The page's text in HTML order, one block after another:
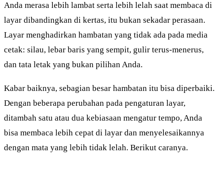
Anda merasa lebih lambat serta lebih lelah saat membaca di
layar dibandingkan di kertas, itu bukan sekadar perasaan.
Layar menghadirkan hambatan yang tidak ada pada media
cetak: silau, lebar baris yang sempit, gulir terus-menerus,
dan tata letak yang bukan pilihan Anda.
Kabar baiknya, sebagian besar hambatan itu bisa diperbaiki.
Dengan beberapa perubahan pada pengaturan layar,
ditambah satu atau dua kebiasaan mengatur tempo, Anda
bisa membaca lebih cepat di layar dan menyelesaikannya
dengan mata yang lebih tidak lelah. Berikut caranya.